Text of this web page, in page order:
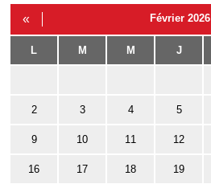
« Février 2026
L M M J
2 3 4 5
9 10 11 12
16 17 18 19